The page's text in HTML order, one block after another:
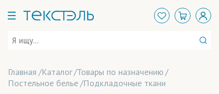
Главная Каталог Товары по назначению
Постельное белье Подкладочные ткани